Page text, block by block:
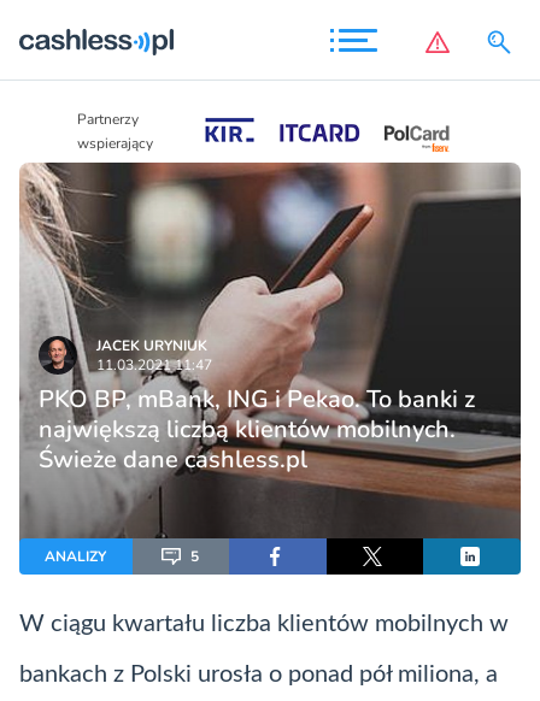
Partnerzy
wspierający
JACEK URYNIUK
11.03.2021 11:47
PKO BP, mBank, ING i Pekao. To banki z
największą liczbą klientów mobilnych.
Świeże dane cashless.pl
ANALIZY 5
W ciągu kwartału liczba klientów mobilnych w
bankach z Polski urosła o ponad pół miliona, a